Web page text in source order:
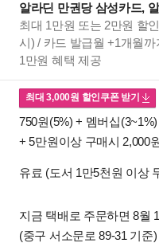
알라딘 만권당 삼성카드,
최대 1만원 또는 2만원 할
시) / 카드 발급월 +1개월
1만원 혜택 제공
최대3,000원 할인쿠폰 받기
750원(5%) + 멤버십(3~1%)
+ 5만원이상 구매시 2,000
유료 (도서 1만5천원 이상
지금 택배로 주문하면 8월
(중구 서소문로 89-31 기준)